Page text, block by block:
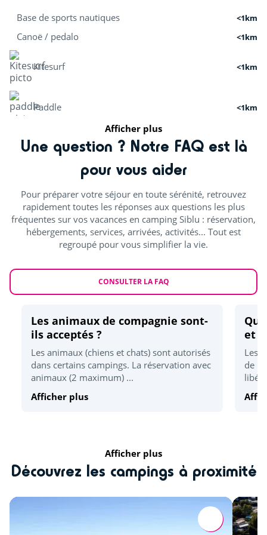
Base de sports nautiques <1km
Canoë / pedalo <1km
Kitesurf <1km
Paddle <1km
Croisières <10km
Ecole de surf
Activités nature
Pistes cyclables <1km
Mini-golf
<1km
Skatepark <3km
Zoo <34km
Centre équestre (€) <5km
Beach volley <1km
<26km
Afficher plus
Une question ? Notre FAQ est là
pour vous aider
Pour préparer votre séjour en toute sérénité, retrouvez
rapidement toutes les réponses aux questions les plus
fréquentes sur vos vacances en camping Siblu : réservation,
hébergements, services, arrivées, activités... Tout est
regroupé pour vous simplifier la vie.
CONSULTER LA FAQ
Les animaux de compagnie sont-
ils acceptés ?
Les animaux (chiens et chats) sont autorisés
dans certains campings. La réservation avec
animaux (2 maximum) ...
Afficher plus
et
Les
de
Afficher plus
Découvrez les campings à proximité